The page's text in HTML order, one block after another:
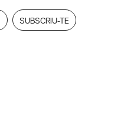
SUBSCRIU-TE